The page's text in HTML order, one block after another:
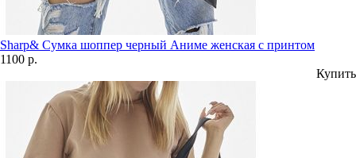
Sharp& Сумка шоппер черный Аниме женская с принтом
1100 р.
Купить